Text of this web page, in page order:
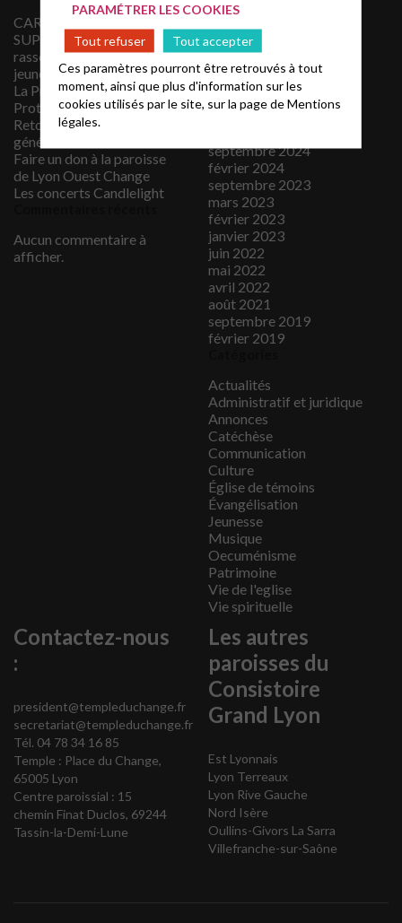
CARAIMANT-Kiff &
SUPER KIFF, 2
rassemblements pour les
jeunes en Octobre 2026
La Presse Régionale
Protestante
Retour sur l’assemblée
générale 2026
Faire un don à la paroisse
de Lyon Ouest Change
Les concerts Candlelight
Aucun commentaire à
afficher.
septembre 2025
juin 2025
mai 2025
avril 2025
mars 2025
février 2025
novembre 2024
septembre 2024
février 2024
septembre 2023
mars 2023
février 2023
janvier 2023
juin 2022
mai 2022
avril 2022
août 2021
septembre 2019
février 2019
Actualités
Administratif et juridique
Annonces
Catéchèse
Communication
Culture
Église de témoins
Évangélisation
Jeunesse
Musique
Oecuménisme
Patrimoine
Vie de l'eglise
Vie spirituelle
Contactez-nous
:
president@templeduchange.fr
secretariat@templeduchange.fr
Tél. 04 78 34 16 85
Temple : Place du Change,
65005 Lyon
Centre paroissial : 15
chemin Finat Duclos, 69244
Tassin-la-Demi-Lune
Les autres
paroisses du
Consistoire
Grand Lyon
Est Lyonnais
Lyon Terreaux
Lyon Rive Gauche
Nord Isère
Oullins-Givors La Sarra
Villefranche-sur-Saône
PARAMÉTRER LES COOKIES
Tout refuser
Tout accepter
Ces paramètres pourront être retrouvés à tout
moment, ainsi que plus d'information sur les
cookies utilisés par le site, sur la page deMentions
légales.